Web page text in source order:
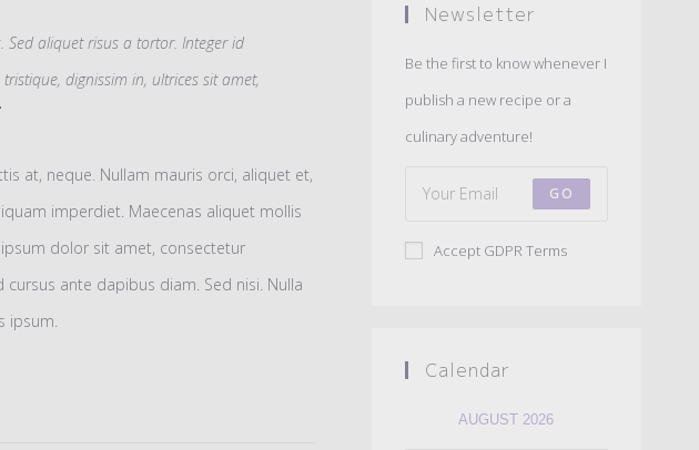
Sed aliquet risus a tortor. Integer id
dignissim in, ultrices sit amet,
at, neque. Nullam mauris orci, aliquet et,
imperdiet. Maecenas aliquet mollis
dolor sit amet, consectetur
ante dapibus diam. Sed nisi. Nulla
ipsum.
Newsletter
Be the first to know whenever I
publish a new recipe or a
culinary adventure!
GO
Accept GDPR Terms
Calendar
AUGUST 2026